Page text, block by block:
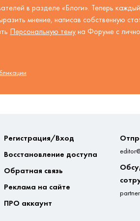
в разделе «Блоги». Теперь каждый
мнение, написав собственную
Персональную тему на Форуме с
Регистрация/Вход
Восстановление доступа
Обратная связь
Реклама на сайте
ПРО аккаунт